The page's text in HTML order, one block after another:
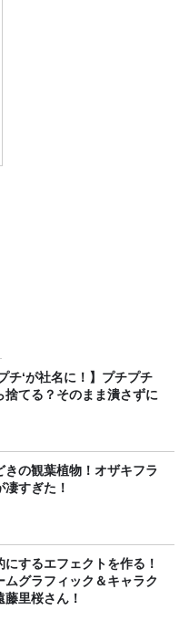
チ‘が社名に！】プチプチ
捨てる？そのまま潰さずに
きの観葉植物！オザキフラ
すぎた！
にするエフェクトを作る！
ムグラフィック＆キャラク
里桜さん！